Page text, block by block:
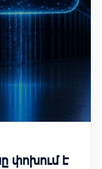
փոխում է